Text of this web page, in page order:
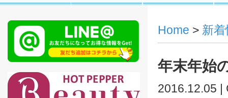
Home > 新
年末年始
2016.12.05 |